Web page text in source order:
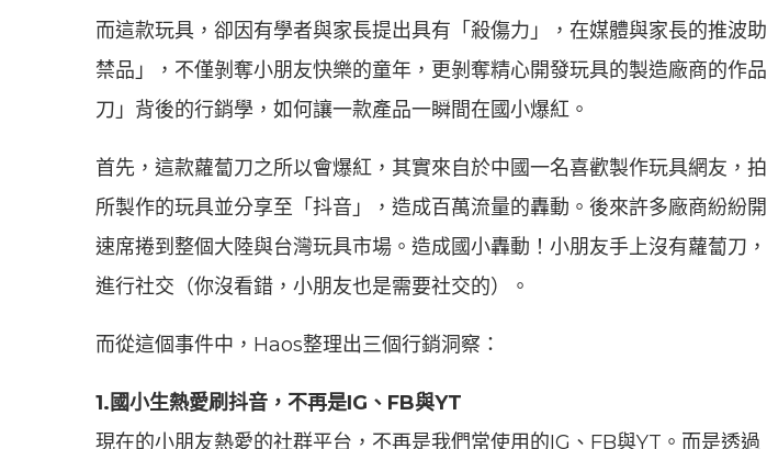
而這款玩具，卻因有學者與家長提出具有「殺傷力」，在媒體與家長的推波
禁品」，不僅剝奪小朋友快樂的童年，更剝奪精心開發玩具的製造廠商的作
刀」背後的行銷學，如何讓一款產品一瞬間在國小爆紅。
首先，這款蘿蔔刀之所以會爆紅，其實來自於中國一名喜歡製作玩具網友，
所製作的玩具並分享至「抖音」，造成百萬流量的轟動。後來許多廠商紛紛
速席捲到整個大陸與台灣玩具市場。造成國小轟動！小朋友手上沒有蘿蔔刀
進行社交（你沒看錯，小朋友也是需要社交的）。
而從這個事件中，Haos整理出三個行銷洞察：
1.國小生熱愛刷抖音，不再是IG、FB與YT
現在的小朋友熱愛的社群平台，不再是我們常使用的IG、FB與YT。而是透